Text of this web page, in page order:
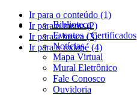
Ir para o conteúdo (1)
Ir para o menu (2)
Ir para a busca (3)
Ir para o rodapé (4)
Biblioteca
Eventos / Certificados
Notícias
Mapa Virtual
Mural Eletrônico
Fale Conosco
Ouvidoria